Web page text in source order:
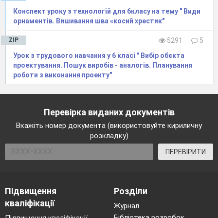
— Матінко-земле, врятуй нас від неволі, від
життя страшного у печенігів-нечестивців.
Допоможи нам знищити їх!
І зглянулася земля-матінка на сльози дівчат-
полонянок. Тільки доторкнеться до дівчини
печеніг, як вона стає квіткою-маком, червоною,
як жар і красивою, як самі дівчата.
Так і не змогли вороги захопити в полон
жодної дівчини. Потомилися печеніги і
вирішили спочити. Та тільки розсідлали коней і
лягли на землю, як поснули непробудним сном.
Рано-вранці поверталися із походу руські
воїни. І побачили вони червону, як жар, долину
Конспект уроку з технологій для 6класу на тему " Види
орнаментів. Вишивання шва «косий хрестик"
ZIP 5291
5
Урок з трудового навчання у 6 класі " Вибір обєкта
проектування. Пошук виробів - аналогів. Планування
роботи з виконання проекту"
Перевірка виданих документів
Вкажіть номер документа (використовуйте кириличну
розкладку)
ПЕРЕВІРИТИ
Підвищення
кваліфікації
Розділи
Журнал